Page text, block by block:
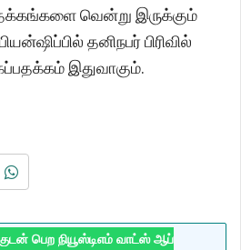
வென்று இருக்கும்
தனிநபர் பிரிவில்
இதுவாகும்.
பெற நியூஸ்டிஎம் வாட்ஸ் ஆப்